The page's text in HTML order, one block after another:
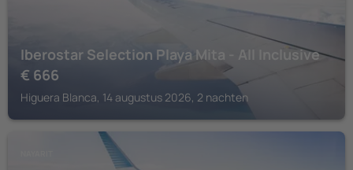
Iberostar Selection Playa Mita - All Inclusive
€ 666
Higuera Blanca, 14 augustus 2026, 2 nachten